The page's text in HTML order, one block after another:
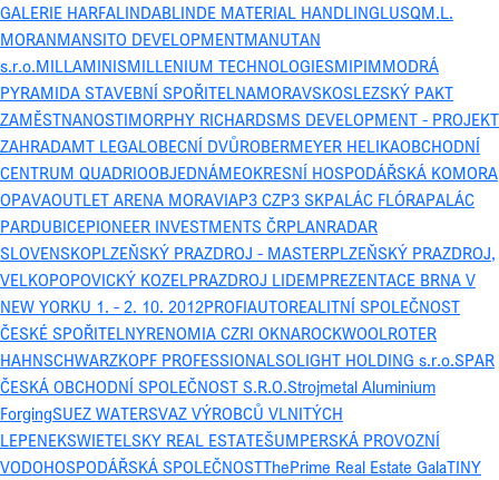
GALERIE HARFALINDABLINDE MATERIAL HANDLINGLUSQM.L.
MORANMANSITO DEVELOPMENTMANUTAN
s.r.o.MILLAMINISMILLENIUM TECHNOLOGIESMIPIMMODRÁ
PYRAMIDA STAVEBNÍ SPOŘITELNAMORAVSKOSLEZSKÝ PAKT
ZAMĚSTNANOSTIMORPHY RICHARDSMS DEVELOPMENT - PROJEKT
ZAHRADAMT LEGALOBECNÍ DVŮROBERMEYER HELIKAOBCHODNÍ
CENTRUM QUADRIOOBJEDNÁMEOKRESNÍ HOSPODÁŘSKÁ KOMORA
OPAVAOUTLET ARENA MORAVIAP3 CZP3 SKPALÁC FLÓRAPALÁC
PARDUBICEPIONEER INVESTMENTS ČRPLANRADAR
SLOVENSKOPLZEŇSKÝ PRAZDROJ - MASTERPLZEŇSKÝ PRAZDROJ,
VELKOPOPOVICKÝ KOZELPRAZDROJ LIDEMPREZENTACE BRNA V
NEW YORKU 1. - 2. 10. 2012PROFIAUTOREALITNÍ SPOLEČNOST
ČESKÉ SPOŘITELNYRENOMIA CZRI OKNAROCKWOOLROTER
HAHNSCHWARZKOPF PROFESSIONALSOLIGHT HOLDING s.r.o.SPAR
ČESKÁ OBCHODNÍ SPOLEČNOST S.R.O.Strojmetal Aluminium
ForgingSUEZ WATERSVAZ VÝROBCŮ VLNITÝCH
LEPENEKSWIETELSKY REAL ESTATEŠUMPERSKÁ PROVOZNÍ
VODOHOSPODÁŘSKÁ SPOLEČNOSTThePrime Real Estate GalaTINY